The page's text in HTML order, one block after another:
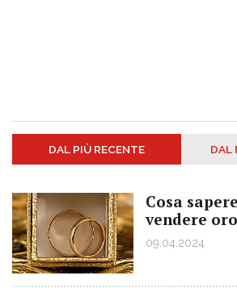
DAL PIÙ RECENTE DAL
Cosa
vendere
09.04.2024